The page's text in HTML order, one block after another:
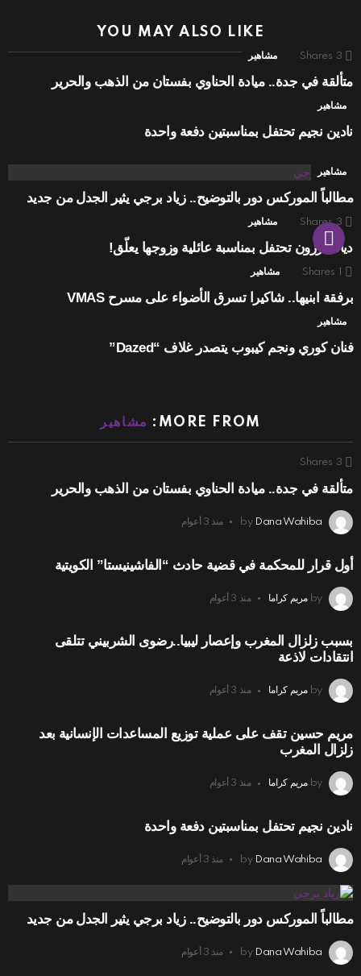
YOU MAY ALSO LIKE
3
Shares مشاهير
متألقة في جدة.. ميادة الحناوي بفستان من الذهب والحرير
مشاهير
نادين نجيم تحتفل بمناسبتين دفعة واحدة
مشاهير
مطالباً الموركس دور بالتوضيح.. زياد برجي يثير الجدل من جديد
3
Shares مشاهير
ديانا كرزون تحتفل بمناسبة عائلية وزوجها يعلّق!
Shares مشاهير
برفقة ابنيها.. شاكيرا تسرق الأضواء على مسرح VMAS
مشاهير
فنان كوري ونجم كيبوب يتصدر غلاف “Dazed”
MORE FROM: مشاهير
3
Shares
متألقة في جدة.. ميادة الحناوي بفستان من الذهب والحرير
by Dana Wahiba منذ 3 أعوام
أول قرار للمحكمة في قضية حادث “الفاشينيستا” الكويتية
by مريم كراما منذ 3 أعوام
بسبب زلزال المغرب وإعصار ليبيا..رضوى الشربيني تتلقى
انتقادات لاذعة
by مريم كراما منذ 3 أعوام
مريم حسين تقف على عملية توزيع المساعدات الإنسانية بعد
زلزال المغرب
by مريم كراما منذ 3 أعوام
نادين نجيم تحتفل بمناسبتين دفعة واحدة
by Dana Wahiba منذ 3 أعوام
مطالباً الموركس دور بالتوضيح.. زياد برجي يثير الجدل من جديد
by Dana Wahiba منذ 3 أعوام